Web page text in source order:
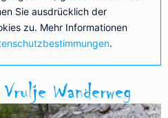
Sie ausdrücklich der
zu. Mehr Informationen
.
Wanderweg